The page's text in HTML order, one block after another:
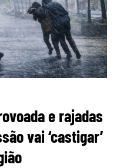
e rajadas
vai ‘castigar’